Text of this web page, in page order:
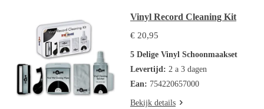
Vinyl Record Cleaning Kit
€ 20,95
5 Delige Vinyl Schoonmaakset
Levertijd: 2 a 3 dagen
Ean: 754220657000
Bekijk details